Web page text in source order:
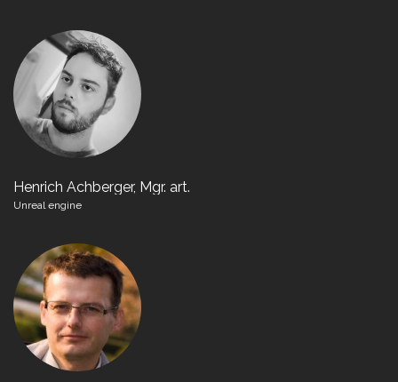
Henrich Achberger, Mgr. art.
Unreal engine